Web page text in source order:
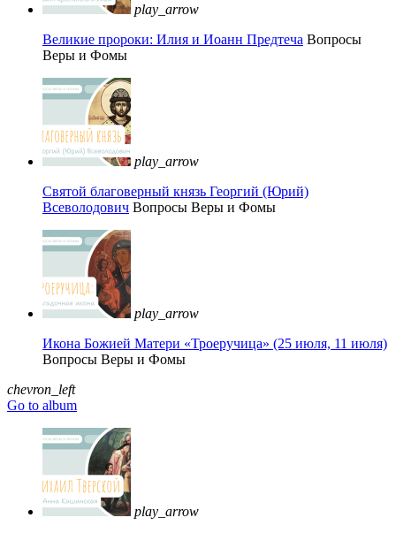
play_arrow
Великие пророки: Илия и Иоанн Предтеча Вопросы
Веры и Фомы
play_arrow
Святой благоверный князь Георгий (Юрий)
Всеволодович Вопросы Веры и Фомы
play_arrow
Икона Божией Матери «Троеручица» (25 июля, 11 июля)
Вопросы Веры и Фомы
chevron_left
Go to album
play_arrow